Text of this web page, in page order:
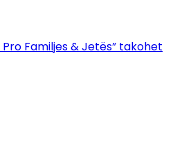
Familjes & Jetës” takohet